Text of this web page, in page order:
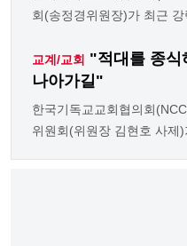
회(송정경위원장)가 최근
교계/교회 "적대를 종식
나아가길"
한국기독교교회협의회
위원회(위원장 김현호 사제